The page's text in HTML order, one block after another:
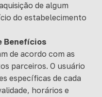
de algum
do estabelecimento
Benefícios
de acordo com as
parceiros. O usuário
específicas de cada
horários e